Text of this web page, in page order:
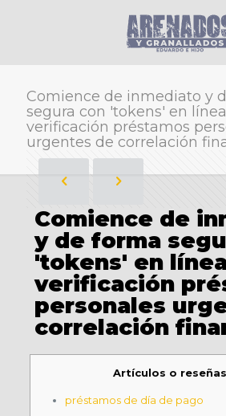
Comience de inmediato y
segura con 'tokens' en
verificación préstamos
urgentes de correlación
Comience de
y de forma
'tokens' en
verificación
personales
correlación
Artículos o reseñas
préstamos de día de pago